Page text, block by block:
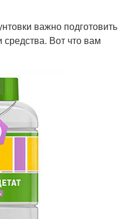
важно подготовить
Вот что вам